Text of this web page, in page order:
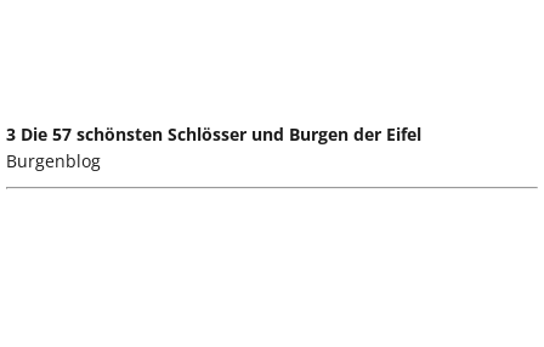
3 Die 57 schönsten Schlösser und Burgen der Eifel
Burgenblog